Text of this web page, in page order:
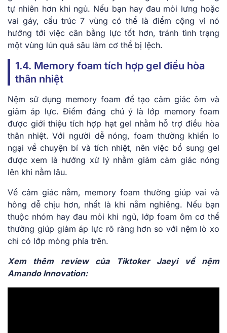
tự nhiên hơn khi ngủ. Nếu bạn hay đau mỏi lưng hoặc
vai gáy, cấu trúc 7 vùng có thể là điểm cộng vì nó
hướng tới việc cân bằng lực tốt hơn, tránh tình trạng
một vùng lún quá sâu làm cơ thể bị lệch.
1.4. Memory foam tích hợp gel điều hòa
thân nhiệt
Nệm sử dụng memory foam để tạo cảm giác ôm và
giảm áp lực. Điểm đáng chú ý là lớp memory foam
được giới thiệu tích hợp hạt gel nhằm hỗ trợ điều hòa
thân nhiệt. Với người dễ nóng, foam thường khiến lo
ngại về chuyện bí và tích nhiệt, nên việc bổ sung gel
được xem là hướng xử lý nhằm giảm cảm giác nóng
lên khi nằm lâu.
Về cảm giác nằm, memory foam thường giúp vai và
hông dễ chịu hơn, nhất là khi nằm nghiêng. Nếu bạn
thuộc nhóm hay đau mỏi khi ngủ, lớp foam ôm cơ thể
thường giúp giảm áp lực rõ ràng hơn so với nệm lò xo
chỉ có lớp mỏng phía trên.
Xem thêm review của Tiktoker Jaeyi về nệm
Amando Innovation: